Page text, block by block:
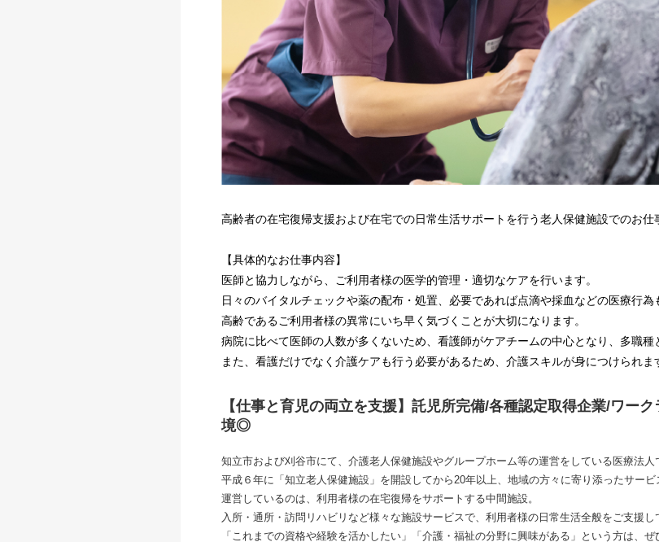
高齢者の在宅復帰支援および在宅での日常生活サポートを行う老人保健施設でのお仕
【具体的なお仕事内容】
医師と協力しながら、ご利用者様の医学的管理・適切なケアを行います。
日々のバイタルチェックや薬の配布・処置、必要であれば点滴や採血などの医療行為
高齢であるご利用者様の異常にいち早く気づくことが大切になります。
病院に比べて医師の人数が多くないため、看護師がケアチームの中心となり、多職種
また、看護だけでなく介護ケアも行う必要があるため、介護スキルが身につけられま
【仕事と育児の両立を支援】託児所完備/各種認定取得企業/ワー
境◎
知立市および刈谷市にて、介護老人保健施設やグループホーム等の運営をしている医療法人
平成６年に「知立老人保健施設」を開設してから20年以上、地域の方々に寄り添ったサービ
運営しているのは、利用者様の在宅復帰をサポートする中間施設。
入所・通所・訪問リハビリなど様々な施設サービスで、利用者様の日常生活全般をご支援し
「これまでの資格や経験を活かしたい」「介護・福祉の分野に興味がある」という方は、ぜ